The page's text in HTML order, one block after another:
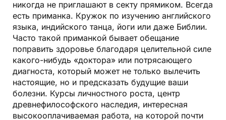
никогда не приглашают в секту прямиком. Всегда
есть приманка. Кружок по изучению английского
языка, индийского танца, йоги или даже Библии.
Часто такой приманкой бывает обещание
поправить здоровье благодаря целительной силе
какого-нибудь «доктора» или потрясающего
диагноста, который может не только вылечить
настоящие, но и предсказать будущие ваши
болезни. Курсы личностного роста, центр
древнефилософского наследия, интересная
высокооплачиваемая работа, на которой почти